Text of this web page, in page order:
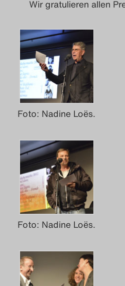
Wir gratulieren allen
Foto: Nadine Loës.
Foto: Nadine Loës.